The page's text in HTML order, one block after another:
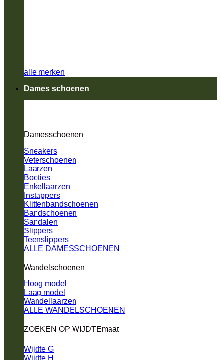
alle merken
Dames schoenen
Damesschoenen
Sneakers
Veterschoenen
Laarzen
Booties
Enkellaarzen
Instappers
Klittenbandschoenen
Bandschoenen
Sandalen
Slippers
Teenslippers
ALLE DAMESSCHOENEN
Wandelschoenen
Hoog model
Laag model
Wandellaarzen
ALLE WANDELSCHOENEN
ZOEKEN OP WIJDTEmaat
Wijdte G
Wijdte H